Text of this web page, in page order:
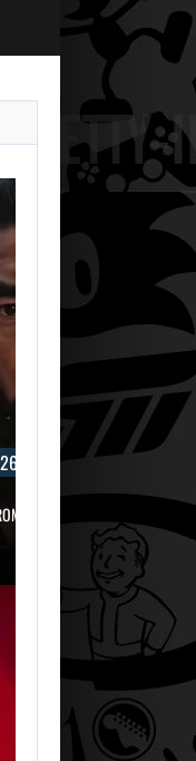
AUGUST 7,
2026
WORLD APART
PROMET «